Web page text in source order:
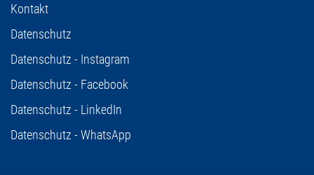
Kontakt
Datenschutz
Datenschutz - Instagram
Datenschutz - Facebook
Datenschutz - LinkedIn
Datenschutz - WhatsApp